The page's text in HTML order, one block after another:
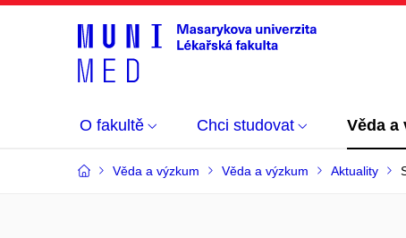
O fakultě Chci studovat Věda a
Věda a výzkum Věda a výzkum Aktuality